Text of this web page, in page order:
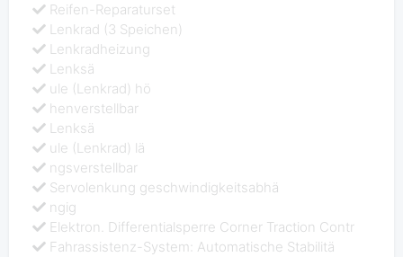
Reifen-Reparaturset
Lenkrad (3 Speichen)
Lenkradheizung
Lenksä
ule (Lenkrad) hö
henverstellbar
Lenksä
ule (Lenkrad) lä
ngsverstellbar
Servolenkung geschwindigkeitsabhä
ngig
Elektron. Differentialsperre Corner Traction Contr
Fahrassistenz-System: Automatische Stabilitä